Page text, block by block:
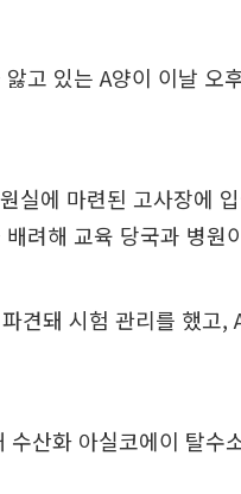
고 있는 A양이 이날 오
실에 마련된 고사장에
려해 교육 당국과 병원
견돼 시험 관리를 했고,
산화 아실코에이 탈수